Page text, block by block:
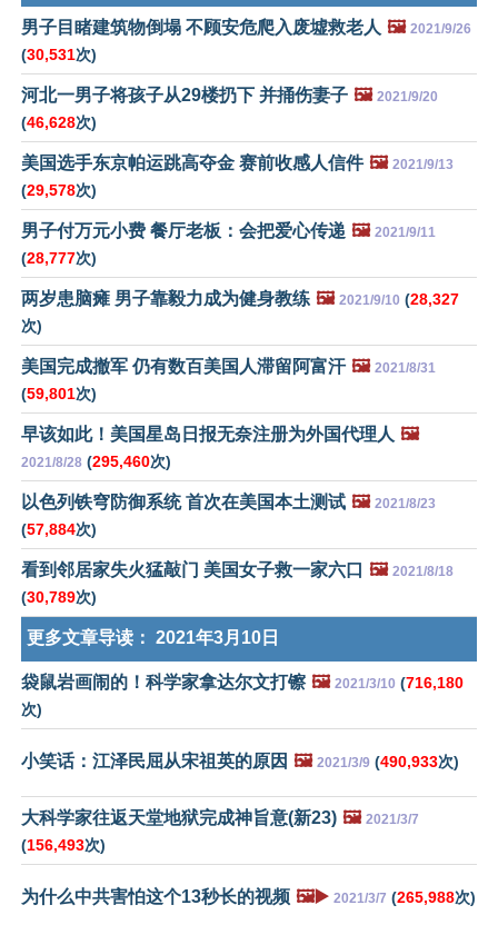
男子目睹建筑物倒塌 不顾安危爬入废墟救老人 🖼️ 2021/9/26
(30,531次)
河北一男子将孩子从29楼扔下 并捅伤妻子 🖼️ 2021/9/20
(46,628次)
美国选手东京帕运跳高夺金 赛前收感人信件 🖼️ 2021/9/13
(29,578次)
男子付万元小费 餐厅老板：会把爱心传递 🖼️ 2021/9/11
(28,777次)
两岁患脑瘫 男子靠毅力成为健身教练 🖼️ 2021/9/10 (28,327
次)
美国完成撤军 仍有数百美国人滞留阿富汗 🖼️ 2021/8/31
(59,801次)
早该如此！美国星岛日报无奈注册为外国代理人 🖼️
2021/8/28 (295,460次)
以色列铁穹防御系统 首次在美国本土测试 🖼️ 2021/8/23
(57,884次)
看到邻居家失火猛敲门 美国女子救一家六口 🖼️ 2021/8/18
(30,789次)
更多文章导读： 2021年3月10日
袋鼠岩画闹的！科学家拿达尔文打镲 🖼️ 2021/3/10 (716,180
次)
小笑话：江泽民屈从宋祖英的原因 🖼️ 2021/3/9 (490,933次)
大科学家往返天堂地狱完成神旨意(新23) 🖼️ 2021/3/7
(156,493次)
为什么中共害怕这个13秒长的视频 🖼️▶️ 2021/3/7 (265,988次)